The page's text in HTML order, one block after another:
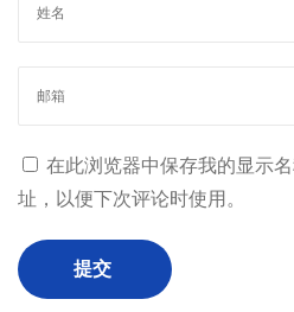
在此浏览器中保存我的显示
址，以便下次评论时使用。